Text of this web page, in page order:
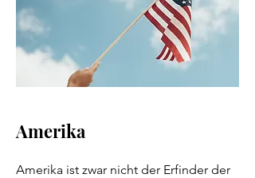
Amerika
Amerika ist zwar nicht der Erfinder der